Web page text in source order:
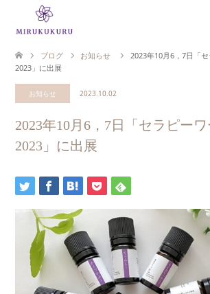
ブログ お知らせ
2023年10月6，7日「
2023」に出展
お知らせ 2023.10.02
2023年10月6，7日「セラピー
2023」に出展